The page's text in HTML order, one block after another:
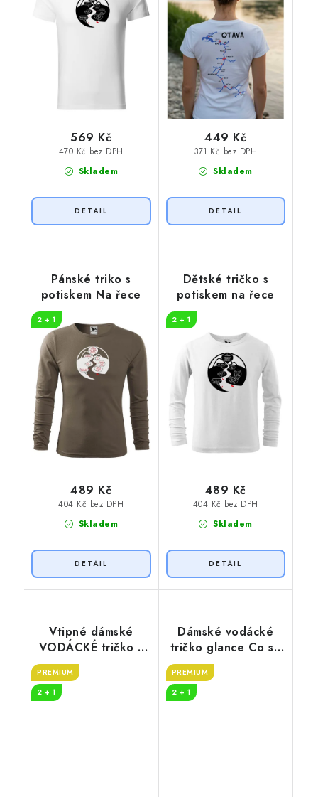
Skladem
470 Kč bez DPH
569 Kč
Skladem
371 Kč bez DPH
449 Kč
Pánské triko s
potiskem Na řece
2 + 1
Skladem
404 Kč bez DPH
489 Kč
Dětské tričko s
potiskem na řece
2 + 1
Skladem
404 Kč bez DPH
489 Kč
Vtipné dámské
VODÁCKÉ tričko s
potiskem NA ŘECE
PREMIUM
2 + 1
Dámské vodácké
tričko glance Co se
stane na vodě
PREMIUM
2 + 1